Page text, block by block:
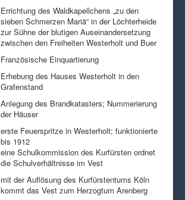
Errichtung des Waldkapellchens „zu den
sieben Schmerzen Mariä“ in der Löchterheide
zur Sühne der blutigen Auseinandersetzung
zwischen den Freiheiten Westerholt und Buer
Französische Einquartierung
Erhebung des Hauses Westerholt in den
Grafenstand
Anlegung des Brandkatasters; Nummerierung
der Häuser
erste Feuerspritze in Westerholt; funktionierte
bis 1912
eine Schulkommission des Kurfürsten ordnet
die Schulverhältnisse im Vest
mit der Auflösung des Kurfürstentums Köln
kommt das Vest zum Herzogtum Arenberg